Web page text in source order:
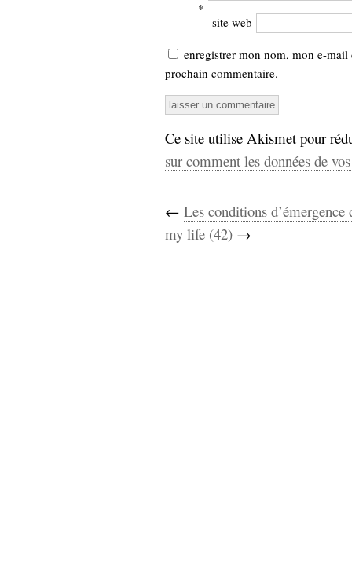
*
site web
enregistrer mon nom, mon e-
prochain commentaire.
Ce site utilise Akismet pour
sur comment les données de
← Les conditions d’émergence
my life (42) →